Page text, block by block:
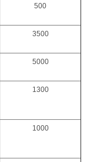
500
3500
5000
1300
1000